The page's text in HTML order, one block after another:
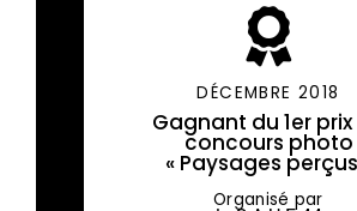
DÉCEMBRE 2018
Gagnant du 1er
concours photo
« Paysages
Organisé par